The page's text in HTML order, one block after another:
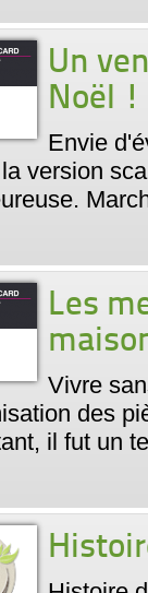
Un
Noël !
Envie
version
Les
Vivre
des
il fut un